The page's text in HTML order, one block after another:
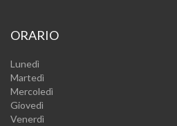
ORARIO
Lunedì
Martedì
Mercoledì
Giovedì
Venerdì